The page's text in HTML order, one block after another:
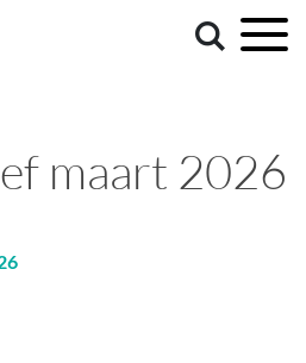
maart 2026